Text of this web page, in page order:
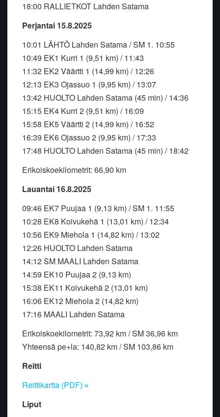
18:00 RALLIETKOT Lahden Satama
Perjantai 15.8.2025
10:01 LÄHTÖ Lahden Satama / SM 1. 10:55
10:49 EK1 Kurri 1 (9,51 km) / 11:43
11:32 EK2 Väärtti 1 (14,99 km) / 12:26
12:13 EK3 Ojassuo 1 (9,95 km) / 13:07
13:42 HUOLTO Lahden Satama (45 min) / 14:36
15:15 EK4 Kurri 2 (9,51 km) / 16:09
15:58 EK5 Väärtti 2 (14,99 km) / 16:52
16:39 EK6 Ojassuo 2 (9,95 km) / 17:33
17:48 HUOLTO Lahden Satama (45 min) / 18:42
Erikoiskoekilometrit: 66,90 km
Lauantai 16.8.2025
09:46 EK7 Puujaa 1 (9,13 km) / SM 1. 11:55
10:28 EK8 Koivukehä 1 (13,01 km) / 12:34
10:56 EK9 Miehola 1 (14,82 km) / 13:02
12:26 HUOLTO Lahden Satama
14:12 SM MAALI Lahden Satama
14:59 EK10 Puujaa 2 (9,13 km)
15:38 EK11 Koivukehä 2 (13,01 km)
16:06 EK12 Miehola 2 (14,82 km)
17:16 MAALI Lahden Satama
Erikoiskoekilometrit: 73,92 km / SM 36,96 km
Yhteensä pe+la: 140,82 km / SM 103,86 km
Reitti
Reittikartta (PDF) »
Liput